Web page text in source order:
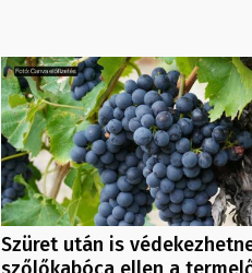
Szüret után is